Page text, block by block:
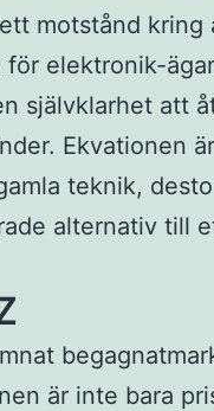
motstånd kring
elektronik-
självklarhet att
Ekvationen
teknik,
alternativ till
är inte bara